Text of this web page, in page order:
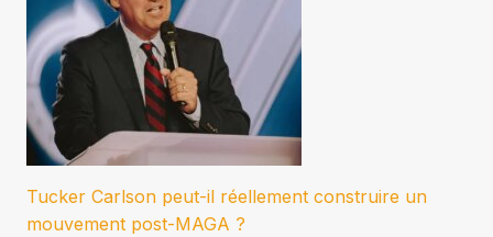
Tucker Carlson peut-il réellement construire un
mouvement post-MAGA ?